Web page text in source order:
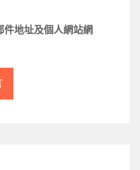
件地址及個人網站網